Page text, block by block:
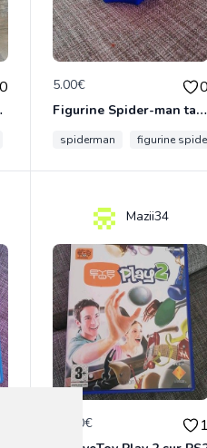
0
coeur
porte clef fortnite voleur de coeur
5.00€ 0
Figurine Spider-man tampon encreur
spiderman figurine
Mazii34
14.00€ 1